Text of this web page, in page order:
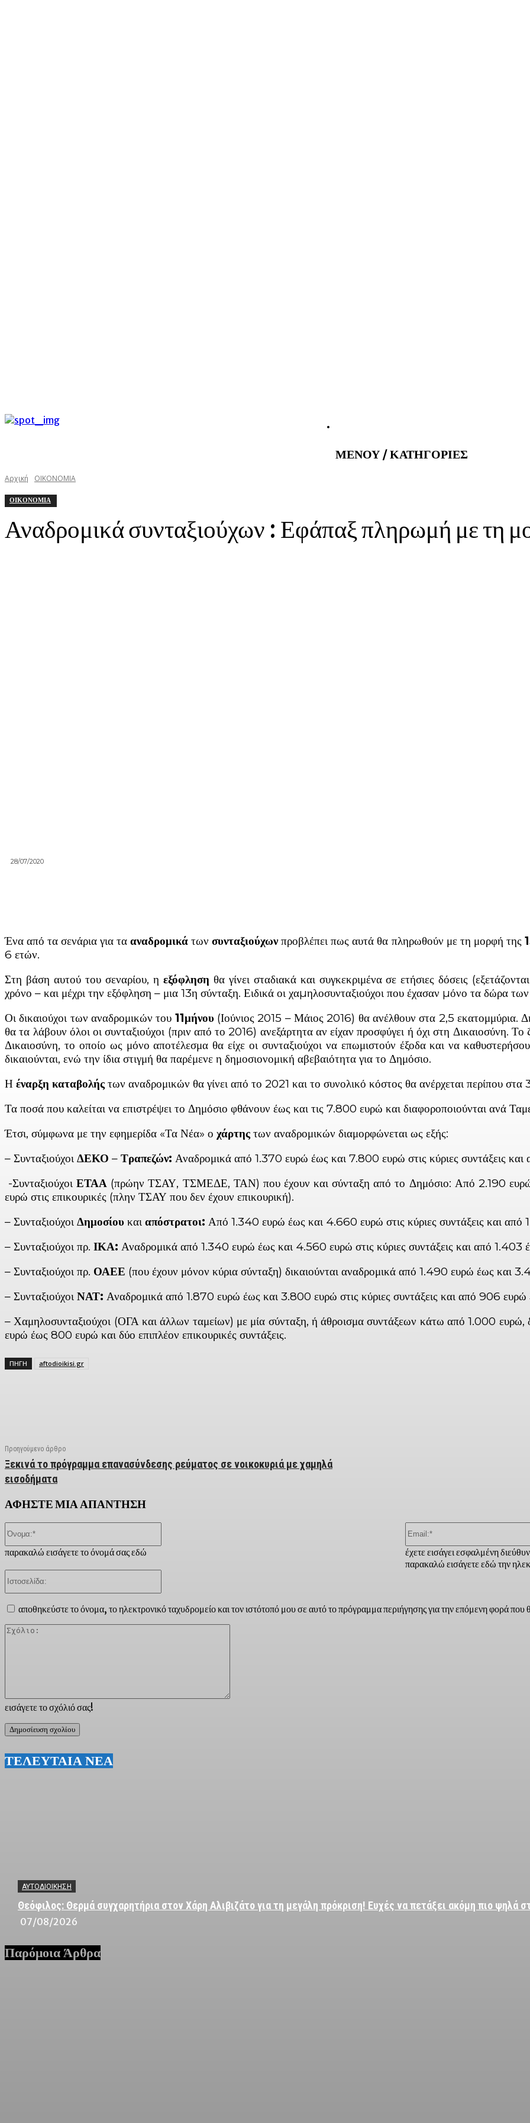
ΜΕΝΟΥ / ΚΑΤΗΓΟΡΙΕΣ
Αρχική ΟΙΚΟΝΟΜΙΑ
ΟΙΚΟΝΟΜΙΑ
Αναδρομικά συνταξιούχων : Εφάπαξ πληρωμή με τη
28/07/2020
Ένα από τα σενάρια για τααναδρομικά τωνσυνταξιούχωνπροβλέπει πως αυτά θα πληρωθούν με τη μορφή της
6 ετών.
Στη βάση αυτού του σεναρίου, η εξόφληση θα γίνει σταδιακά και συγκεκριμένα σε ετήσιες δόσεις
χρόνο – και μέχρι την εξόφληση – μια 13η σύνταξη. Ειδικά οι χαµηλοσυνταξιούχοι που έχασαν µόνο τα δώρα
Οι δικαιούχοι των αναδρομικών του 11μήνου(Ιούνιος 2015 – Μάιος 2016) θα ανέλθουν στα 2,5 εκατομμύρια.
θα τα λάβουν όλοι οι συνταξιούχοι (πριν από το 2016) ανεξάρτητα αν είχαν προσφύγει ή όχι στη Δικαιοσύνη.
Δικαιοσύνη, το οποίο ως μόνο αποτέλεσμα θα είχε οι συνταξιούχοι να επωμιστούν έξοδα και να
δικαιούνται, ενώ την ίδια στιγμή θα παρέμενε η δημοσιονομική αβεβαιότητα για το Δημόσιο.
Η έναρξη καταβολής των αναδρομικών θα γίνει από το 2021 και το συνολικό κόστος θα ανέρχεται περίπου στα
Τα ποσά που καλείται να επιστρέψει το Δημόσιο φθάνουν έως και τις 7.800 ευρώ και διαφοροποιούνται ανά
Έτσι, σύμφωνα με την εφημερίδα «Τα Νέα» ο χάρτης των αναδρομικών διαμορφώνεται ως εξής:
– Συνταξιούχοι ΔΕΚΟ – Τραπεζών: Αναδρομικά από 1.370 ευρώ έως και 7.800 ευρώ στις κύριες συντάξεις
-ΣυνταξιούχοιΕΤΑΑ (πρώην ΤΣΑΥ, ΤΣΜΕΔΕ, ΤΑΝ) που έχουν και σύνταξη από το Δημόσιο: Από 2.190 ευρώ
ευρώ στις επικουρικές (πλην ΤΣΑΥ που δεν έχουν επικουρική).
– Συνταξιούχοι Δημοσίου και απόστρατοι: Από 1.340 ευρώ έως και 4.660 ευρώ στις κύριες συντάξεις και από
– Συνταξιούχοι πρ. ΙΚΑ: Αναδρομικά από 1.340 ευρώ έως και 4.560 ευρώ στις κύριες συντάξεις και από 1.403
– Συνταξιούχοι πρ. ΟΑΕΕ (που έχουν μόνον κύρια σύνταξη) δικαιούνται αναδρομικά από 1.490 ευρώ έως και
– Συνταξιούχοι ΝΑΤ: Αναδρομικά από 1.870 ευρώ έως και 3.800 ευρώ στις κύριες συντάξεις και από 906 ευρώ
– Χαμηλοσυνταξιούχοι (ΟΓΑ και άλλων ταμείων) με μία σύνταξη, ή άθροισμα συντάξεων κάτω από 1.000 ευρώ,
ευρώ έως 800 ευρώ και δύο επιπλέον επικουρικές συντάξεις.
ΠΗΓΗ aftodioikisi.gr
Προηγούμενο άρθρο
Ξεκινά το πρόγραμμα επανασύνδεσης ρεύματος σε νοικοκυριά με χαμηλά
εισοδήματα
ΑΦΗΣΤΕ ΜΙΑ ΑΠΑΝΤΗΣΗ
εισάγετε το σχόλιό σας!
παρακαλώ εισάγετε το όνομά σας εδώ
έχετε εισάγει εσφαλμένη
παρακαλώ εισάγετε εδώ την
αποθηκεύστε το όνομα, το ηλεκτρονικό ταχυδρομείο και τον ιστότοπό μου σε αυτό το πρόγραμμα περιήγησης για την επόμενη φορά
ΤΕΛΕΥΤΑΙΑ ΝΕΑ
ΑΥΤΟΔΙΟΙΚΗΣΗ
Θεόφιλος: Θερμά συγχαρητήρια στον Χάρη Αλιβιζάτο για τη μεγάλη πρόκριση! Ευχές να πετάξει ακόμη πιο ψηλά
07/08/2026
Παρόμοια Άρθρα